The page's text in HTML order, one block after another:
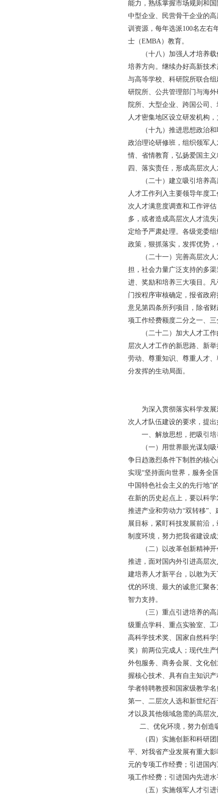
能力，熟练掌握市场规则和
中型企业、民营骨干企业的
训资源，每年选派100名左右
士（EMBA）教育。
（十八）加强人才培养载
培养方向。继续办好高新技
与高等学校、科研院所联合
研院所、公共管理部门与海
院所、大型企业、跨国公司
人才密集地区设立研发机构
（十九）推进思想政治和
政治理论研修班，组织领军
情、省情教育，弘扬爱国主
四、落实责任，形成高层次
（二十）建立吸引培养高
人才工作列入主要领导年度
次人才满意度调查和工作评
多，或者造成高层次人才流
定给予严肃处理。各级党委
政策，狠抓落实，发挥优势
（二十一）完善高层次人
担，社会力量广泛支持的多
进、奖励和培养三大项目。
门按程序审核确定，报省政
意见第四条所列项目，除省
项工作经费额度二分之一、
（二十二）加大人才工作
层次人才工作的新思路、新
劳动、尊重知识、尊重人才
分发挥的生动局面。
为深入贯彻落实科学发展
次人才队伍建设的要求，提
一、解放思想，把吸引培
（一）用世界眼光谋划吸
争日趋激烈条件下制胜的核
实现“坚持面向世界，服务全
中国特色社会主义的先行地”
在新的历史起点上，要以科
推进产业和劳动力“双转移”
展目标，紧盯科技发展前沿
制度环境，努力把我省建设
（二）以改革创新精神开
推进，面对国内外引进高层
建培养人才新平台，以敢为
优的环境、最大的诚意汇聚
智力支持。
（三）重点引进培养的高
级重点学科、重点实验室、
高科学技术奖、国家自然科
奖）前两位完成人；现代生
外包服务、商务会展、文化
握核心技术、具有自主知识
学者特聘教授和国家级教学
第一、二层次人选和新世纪
才以及其他领域急需的高层
二、优化环境，努力创造
（四）实施创新和科研团
平、对我省产业发展有重大
元的专项工作经费；引进国
项工作经费；引进国内先进
（五）实施领军人才引进